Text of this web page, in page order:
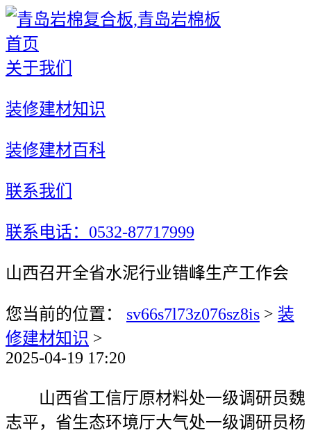
首页
关于我们
装修建材知识
装修建材百科
联系我们
联系电话：0532-87717999
山西召开全省水泥行业错峰生产工作会
您当前的位置： sv66s7l73z076sz8is > 装
修建材知识 >
2025-04-19 17:20
山西省工信厅原材料处一级调研员魏
志平，省生态环境厅大气处一级调研员杨